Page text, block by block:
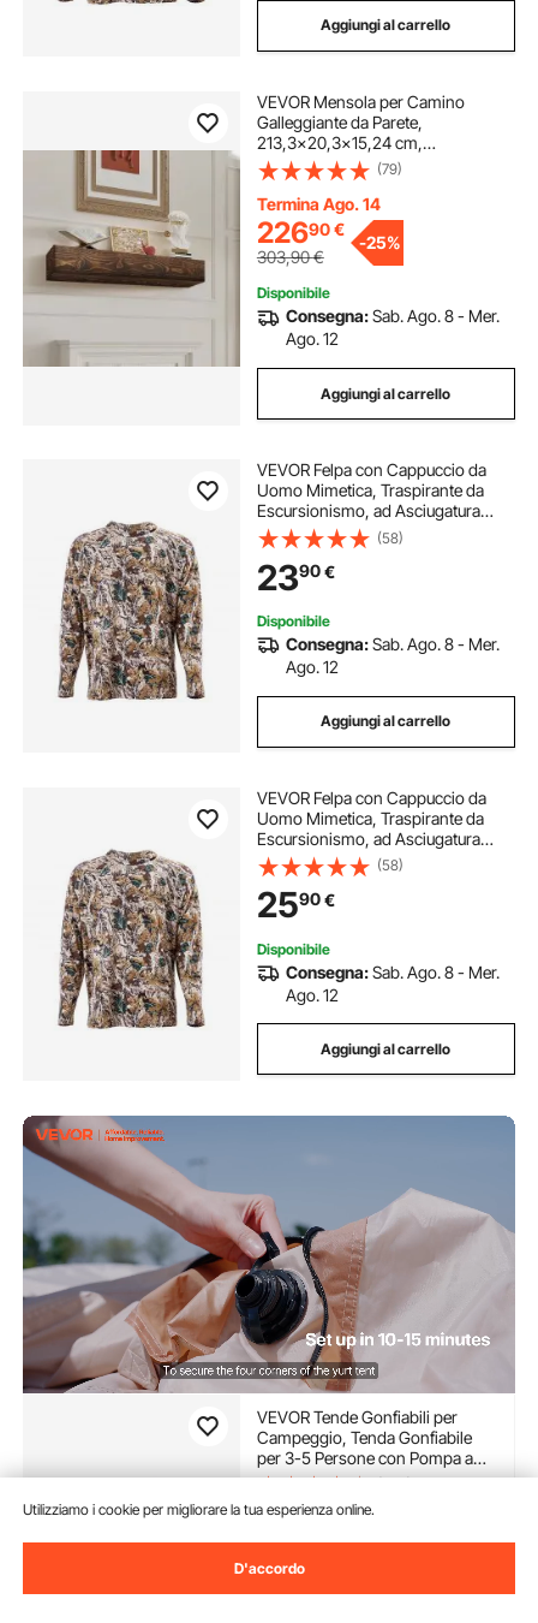
Aggiungi al carrello
VEVOR Mensola per Camino
Galleggiante da Parete,
213,3x20,3x15,24 cm,
Rivestimento per Camino
Galleggiante in Legno Naturale,
Portata 22,7 kg, Fatto a Mano, per
Decorazione da Parete, Marrone
(79)
Termina Ago. 14
22690€
303,90€
-25%
Disponibile
Consegna:Sab. Ago. 8 - Mer.
Ago. 12
Aggiungi al carrello
VEVOR Felpa con Cappuccio da
Uomo Mimetica, Traspirante da
Escursionismo, ad Asciugatura
Rapida, Maglietta, Camicie da
Caccia a Maniche Lunghe per
Lavoro Primaverile ed Estivo Nero
Taglia L
(58)
2390€
Disponibile
Consegna:Sab. Ago. 8 - Mer.
Ago. 12
Aggiungi al carrello
VEVOR Felpa con Cappuccio da
Uomo Mimetica, Traspirante da
Escursionismo, ad Asciugatura
Rapida, Maglietta, Camicie da
Caccia a Maniche Lunghe per
Lavoro Primaverile ed Estivo Nero
Taglia XL
(58)
2590€
Disponibile
Consegna:Sab. Ago. 8 - Mer.
Ago. 12
Aggiungi al carrello
VEVOR Tende Gonfiabili per
Campeggio, Tenda Gonfiabile
per 3-5 Persone con Pompa a
Mano, Tenda da Glamping 300D
Stufa, 2 Porte e 2 Finestre a Rete,
Borsa Portaoggetti
25990€
Disponibile
Consegna:Sab. Ago. 8 -
Utilizziamo i cookie per migliorare la tua esperienza online.
D'accordo